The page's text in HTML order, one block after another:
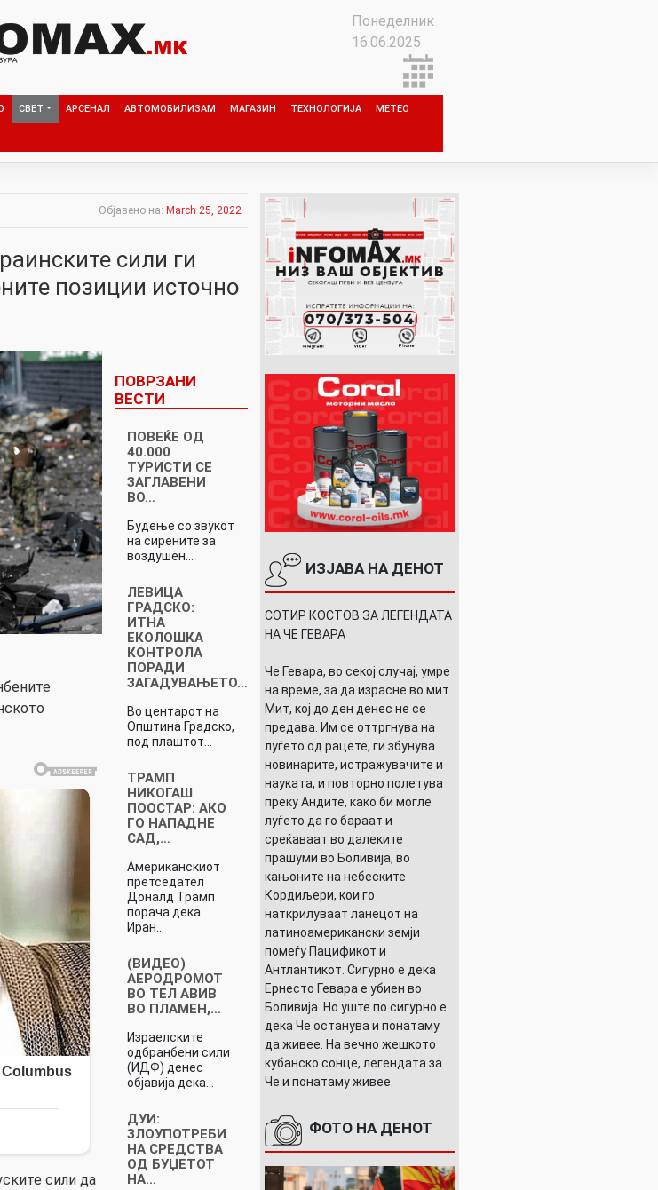
Понеделник
16.06.2025
СВЕТ АРСЕНАЛ АВТОМОБИЛИЗАМ МАГАЗИН ТЕХНОЛОГИЈА МЕТЕО
Објавено на: March 25, 2022
сили ги
позиции источно
сили да
ПОВРЗАНИ
ВЕСТИ
ПОВЕЌЕ ОД
40.000
ТУРИСТИ СЕ
ЗАГЛАВЕНИ
ВО…
Будење со звукот
на сирените за
воздушен…
ЛЕВИЦА
ГРАДСКО:
ИТНА
ЕКОЛОШКА
КОНТРОЛА
ПОРАДИ
ЗАГАДУВАЊЕТО…
Во центарот на
Општина Градско,
под плаштот…
ТРАМП
НИКОГАШ
ПООСТАР: АКО
ГО НАПАДНЕ
САД,…
Американскиот
претседател
Доналд Трамп
порача дека
Иран…
(ВИДЕО)
АЕРОДРОМОТ
ВО ТЕЛ АВИВ
ВО ПЛАМЕН,…
Израелските
одбранбени сили
(ИДФ) денес
објавија дека…
ДУИ:
ЗЛОУПОТРЕБИ
НА СРЕДСТВА
ОД БУЏЕТОТ
НА…
ИЗЈАВА НА ДЕНОТ
СОТИР КОСТОВ ЗА ЛЕГЕНДАТА
НА ЧЕ ГЕВАРА
Че Гевара, во секој случај, умре
на време, за да израсне во мит.
Мит, кој до ден денес не се
предава. Им се оттргнува на
луѓето од рацете, ги збунува
новинарите, истражувачите и
науката, и повторно полетува
преку Андите, како би могле
луѓето да го бараат и
среќаваат во далеките
прашуми во Боливија, во
кањоните на небеските
Кордиљери, кои го
наткрилуваат ланецот на
латиноамерикански земји
помеѓу Пацификот и
Антлантикот. Сигурно е дека
Ернесто Гевара е убиен во
Боливија. Но уште по сигурно е
дека Че останува и понатаму
да живее. На вечно жешкото
кубанско сонце, легендата за
Че и понатаму живее.
ФОТО НА ДЕНОТ